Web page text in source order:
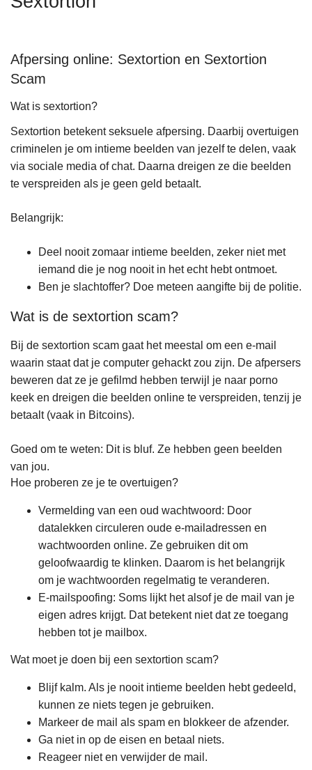
Afpersing online: Sextortion en Sextortion
Scam
Wat is sextortion?
Sextortion betekent seksuele afpersing. Daarbij overtuigen
criminelen je om intieme beelden van jezelf te delen, vaak
via sociale media of chat. Daarna dreigen ze die beelden
te verspreiden als je geen geld betaalt.
Belangrijk:
Deel nooit zomaar intieme beelden, zeker niet met
iemand die je nog nooit in het echt hebt ontmoet.
Ben je slachtoffer? Doe meteen aangifte bij de politie.
Wat is de sextortion scam?
Bij de sextortion scam gaat het meestal om een e-mail
waarin staat dat je computer gehackt zou zijn. De afpersers
beweren dat ze je gefilmd hebben terwijl je naar porno
keek en dreigen die beelden online te verspreiden, tenzij je
betaalt (vaak in Bitcoins).
Goed om te weten: Dit is bluf. Ze hebben geen beelden
van jou.
Hoe proberen ze je te overtuigen?
Vermelding van een oud wachtwoord: Door
datalekken circuleren oude e-mailadressen en
wachtwoorden online. Ze gebruiken dit om
geloofwaardig te klinken. Daarom is het belangrijk
om je wachtwoorden regelmatig te veranderen.
E-mailspoofing: Soms lijkt het alsof je de mail van je
eigen adres krijgt. Dat betekent niet dat ze toegang
hebben tot je mailbox.
Wat moet je doen bij een sextortion scam?
Blijf kalm. Als je nooit intieme beelden hebt gedeeld,
kunnen ze niets tegen je gebruiken.
Markeer de mail als spam en blokkeer de afzender.
Ga niet in op de eisen en betaal niets.
Reageer niet en verwijder de mail.